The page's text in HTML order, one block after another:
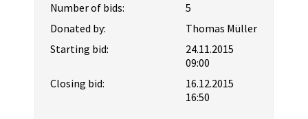
Number of bids:
5
Donated by:
Thomas Müller
Starting bid:
24.11.2015
09:00
Closing bid:
16.12.2015
16:50